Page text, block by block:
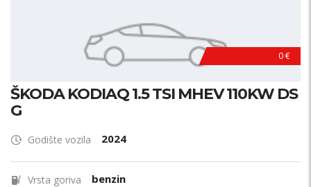
0 €
ŠKODA KODIAQ 1.5 TSI MHEV 110KW DS
G
Godište vozila 2024
Vrsta goriva benzin